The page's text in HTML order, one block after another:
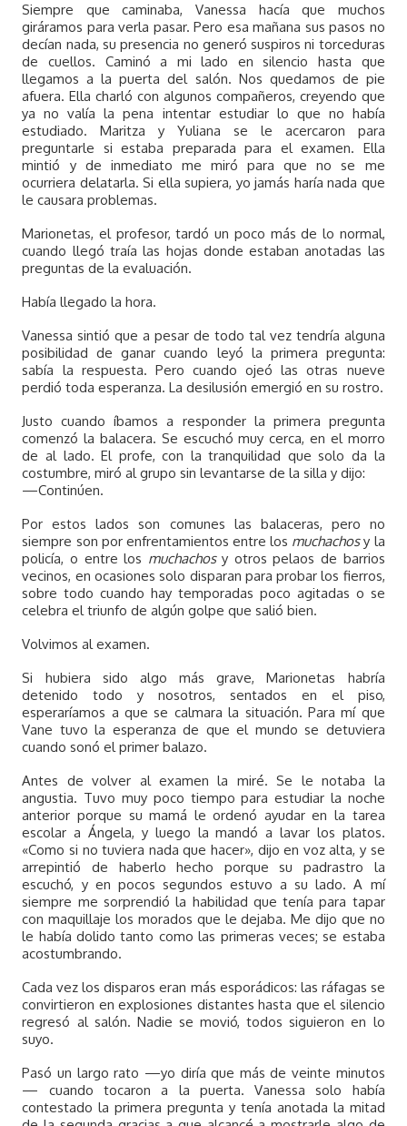
Siempre que caminaba, Vanessa hacía que muchos
giráramos para verla pasar. Pero esa mañana sus pasos no
decían nada, su presencia no generó suspiros ni torceduras
de cuellos. Caminó a mi lado en silencio hasta que
llegamos a la puerta del salón. Nos quedamos de pie
afuera. Ella charló con algunos compañeros, creyendo que
ya no valía la pena intentar estudiar lo que no había
estudiado. Maritza y Yuliana se le acercaron para
preguntarle si estaba preparada para el examen. Ella
mintió y de inmediato me miró para que no se me
ocurriera delatarla. Si ella supiera, yo jamás haría nada que
le causara problemas.
Marionetas, el profesor, tardó un poco más de lo normal,
cuando llegó traía las hojas donde estaban anotadas las
preguntas de la evaluación.
Había llegado la hora.
Vanessa sintió que a pesar de todo tal vez tendría alguna
posibilidad de ganar cuando leyó la primera pregunta:
sabía la respuesta. Pero cuando ojeó las otras nueve
perdió toda esperanza. La desilusión emergió en su rostro.
Justo cuando íbamos a responder la primera pregunta
comenzó la balacera. Se escuchó muy cerca, en el morro
de al lado. El profe, con la tranquilidad que solo da la
costumbre, miró al grupo sin levantarse de la silla y dijo:
—Continúen.
Por estos lados son comunes las balaceras, pero no
siempre son por enfrentamientos entre los muchachosy la
policía, o entre los muchachosy otros pelaos de barrios
vecinos, en ocasiones solo disparan para probar los fierros,
sobre todo cuando hay temporadas poco agitadas o se
celebra el triunfo de algún golpe que salió bien.
Volvimos al examen.
Si hubiera sido algo más grave, Marionetas habría
detenido todo y nosotros, sentados en el piso,
esperaríamos a que se calmara la situación. Para mí que
Vane tuvo la esperanza de que el mundo se detuviera
cuando sonó el primer balazo.
Antes de volver al examen la miré. Se le notaba la
angustia. Tuvo muy poco tiempo para estudiar la noche
anterior porque su mamá le ordenó ayudar en la tarea
escolar a Ángela, y luego la mandó a lavar los platos.
«Como si no tuviera nada que hacer», dijo en voz alta, y se
arrepintió de haberlo hecho porque su padrastro la
escuchó, y en pocos segundos estuvo a su lado. A mí
siempre me sorprendió la habilidad que tenía para tapar
con maquillaje los morados que le dejaba. Me dijo que no
le había dolido tanto como las primeras veces; se estaba
acostumbrando.
Cada vez los disparos eran más esporádicos: las ráfagas se
convirtieron en explosiones distantes hasta que el silencio
regresó al salón. Nadie se movió, todos siguieron en lo
suyo.
Pasó un largo rato —yo diría que más de veinte minutos
— cuando tocaron a la puerta. Vanessa solo había
contestado la primera pregunta y tenía anotada la mitad